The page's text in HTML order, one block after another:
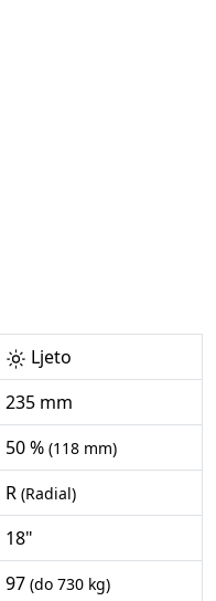
Ljeto
235 mm
50 % (118 mm)
R (Radial)
18"
97 (do 730 kg)